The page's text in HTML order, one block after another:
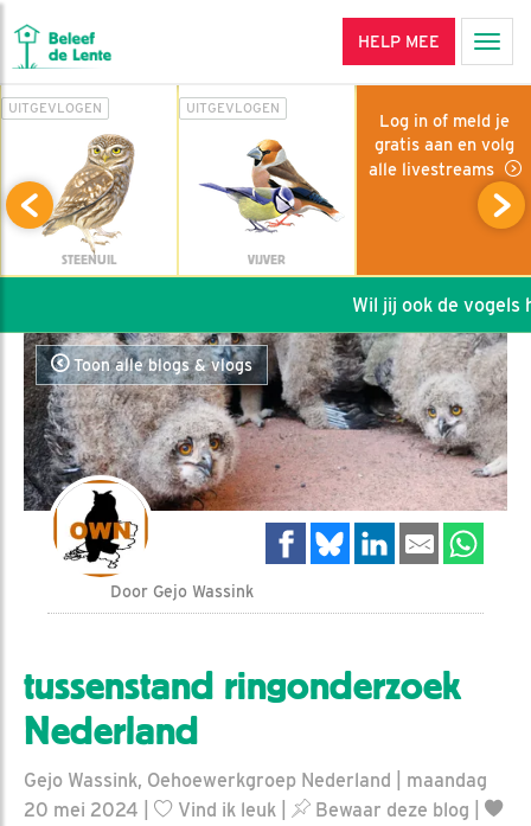
HELP MEE
UITGEVLOGEN
STEENUIL
UITGEVLOGEN
VIJVER
Log in of meld je
gratis aan en volg
alle livestreams
Wil jij ook de vogels
Toon alle blogs & vlogs
Door Gejo Wassink
tussenstand ringonderzoek
Nederland
Gejo Wassink, Oehoewerkgroep Nederland | maandag
20 mei 2024 |
Vind ik leuk Bewaar deze blog